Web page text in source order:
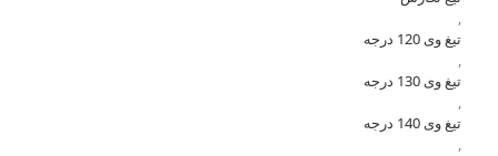
,
تیغ وی 120 درجه
,
تیغ وی 130 درجه
,
تیغ وی 140 درجه
,